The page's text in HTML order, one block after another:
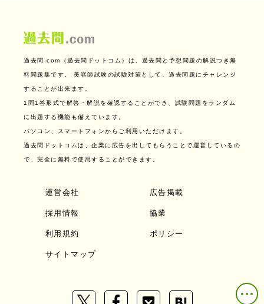
過去問.com（過去問ドットコム）は、過去問と予想問題の解説つき無
料問題集です。 美容師試験の試験対策として、過去問題にチャレンジ
することが出来ます。
1問1答形式で解答・解説を確認することができ、試験問題をランダム
に出題する機能も備えています。
パソコン、スマートフォンからご利用いただけます。
過去問ドットコムは、企業に広告を出してもらうことで運営しているの
で、完全に無料で使用することができます。
運営会社 広告掲載
採用情報 協業
利用規約 ポリシー
サイトマップ